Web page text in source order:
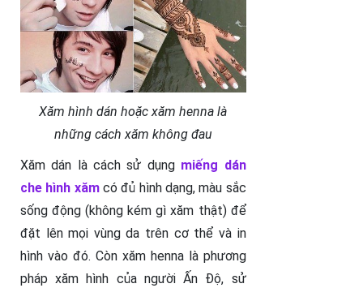
Xăm hình dán hoặc xăm henna là
những cách xăm không đau
Xăm dán là cách sử dụngmiếng dán
che hình xămcó đủ hình dạng, màu sắc
sống động (không kém gì xăm thật) để
đặt lên mọi vùng da trên cơ thể và in
hình vào đó. Còn xăm henna là phương
pháp xăm hình của người Ấn Độ, sử